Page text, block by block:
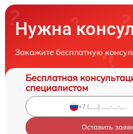
Нужна
Закажите бесплатную
Бесплатная
специалистом
Оставить